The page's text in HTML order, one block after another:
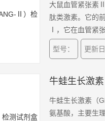
大鼠血管紧张素
肽类激素。它的
Ⅰ，它在血管紧
素Ⅰ都没有生理
型号：
更新
牛蛙生长激
牛蛙生长激素（
氨基酸，主要生